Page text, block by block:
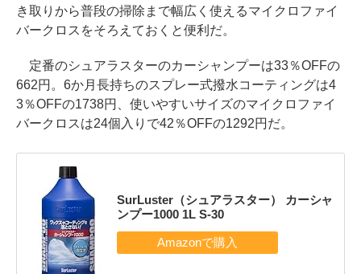
き取りから普段の掃除まで幅広く使えるマイクロファイ
バークロスをそろえておくと便利だ。
定番のシュアラスターのカーシャンプーは33％OFFの
662円。6か月長持ちのスプレー式撥水コーティングは4
3％OFFの1738円、使いやすいサイズのマイクロファイ
バークロスは24個入りで42％OFFの1292円だ。
SurLuster（シュアラスター） カーシャ
ンプー1000 1L S-30